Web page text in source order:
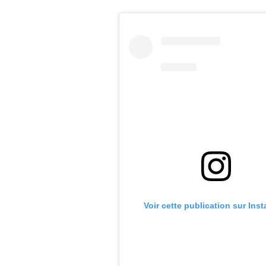
Voir cette publication sur